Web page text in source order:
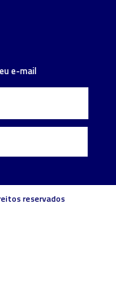
e-mail
reservados